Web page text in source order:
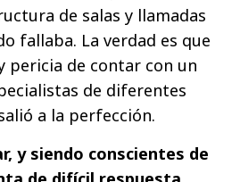
de salas y llamadas
fallaba. La verdad es que
pericia de contar con un
de diferentes
a la perfección.
y siendo conscientes de